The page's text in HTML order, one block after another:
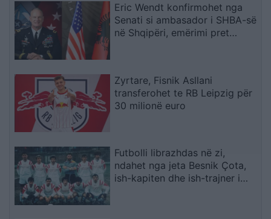
Eric Wendt konfirmohet nga
Senati si ambasador i SHBA-së
në Shqipëri, emërimi pret
Zyrtare, Fisnik Asllani
transferohet te RB Leipzig për
30 milionë euro
Futbolli librazhdas në zi,
ndahet nga jeta Besnik Çota,
ish-kapiten dhe ish-trajner i